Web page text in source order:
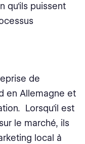
qu'ils puissent
de
en Allemagne et
Lorsqu'il est
le marché, ils
local à